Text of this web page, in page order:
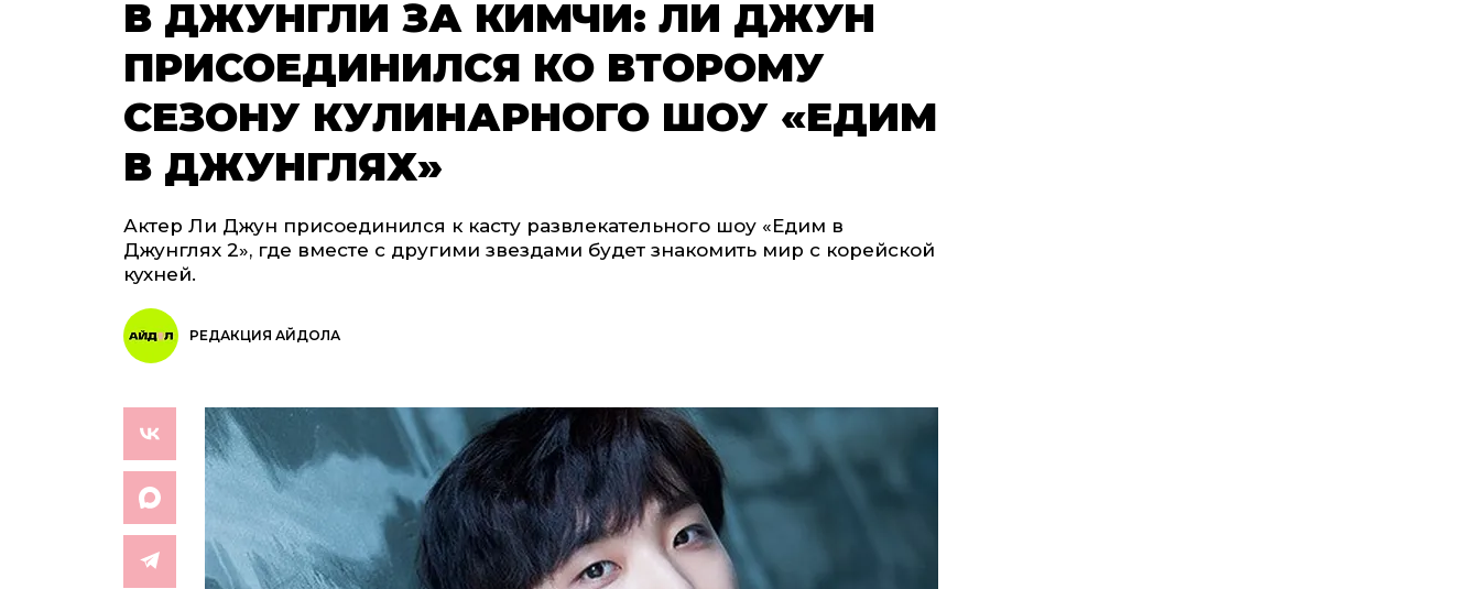
В ДЖУНГЛИ ЗА КИМЧИ: ЛИ ДЖУН
ПРИСОЕДИНИЛСЯ КО ВТОРОМУ
СЕЗОНУ КУЛИНАРНОГО ШОУ «ЕДИМ
В ДЖУНГЛЯХ»
Актер Ли Джун присоединился к касту развлекательного шоу «Едим в
Джунглях 2», где вместе с другими звездами будет знакомить мир с корейской
кухней.
РЕДАКЦИЯ АЙДОЛА